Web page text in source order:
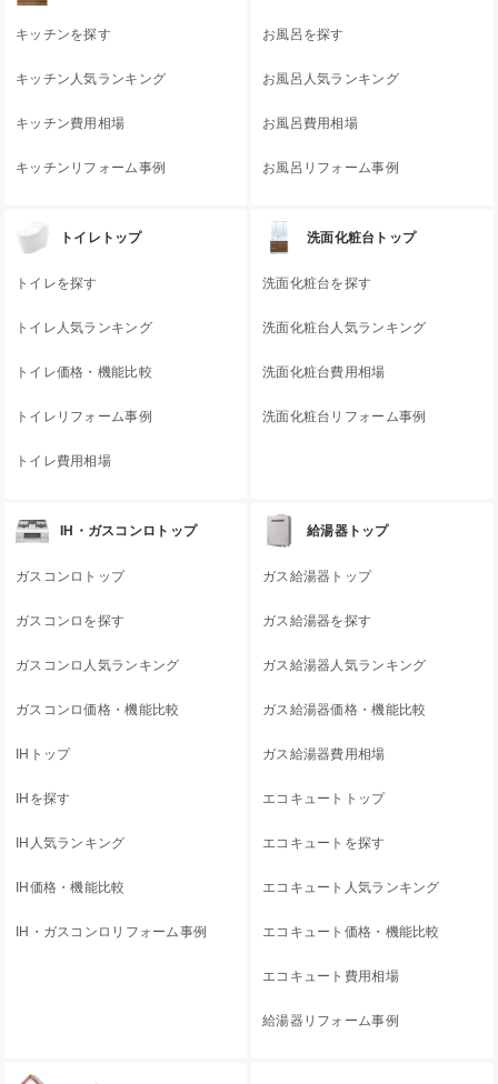
キッチンを探す
キッチン人気ランキング
キッチン費用相場
キッチンリフォーム事例
お風呂を探す
お風呂人気ランキング
お風呂費用相場
お風呂リフォーム事例
トイレトップ
トイレを探す
トイレ人気ランキング
トイレ価格・機能比較
トイレリフォーム事例
トイレ費用相場
洗面化粧台トップ
洗面化粧台を探す
洗面化粧台人気ランキング
洗面化粧台費用相場
洗面化粧台リフォーム事例
IH・ガスコンロトップ
ガスコンロトップ
ガスコンロを探す
ガスコンロ人気ランキング
ガスコンロ価格・機能比較
IHトップ
IHを探す
IH人気ランキング
IH価格・機能比較
IH・ガスコンロリフォーム事例
給湯器トップ
ガス給湯器トップ
ガス給湯器を探す
ガス給湯器人気ランキング
ガス給湯器価格・機能比較
ガス給湯器費用相場
エコキュートトップ
エコキュートを探す
エコキュート人気ランキング
エコキュート価格・機能比較
エコキュート費用相場
給湯器リフォーム事例